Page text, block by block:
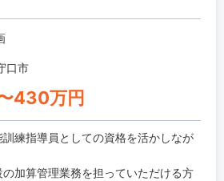
口市
430万円
訓練指導員としての資格を活かしなが
の加算管理業務を担っていただける方